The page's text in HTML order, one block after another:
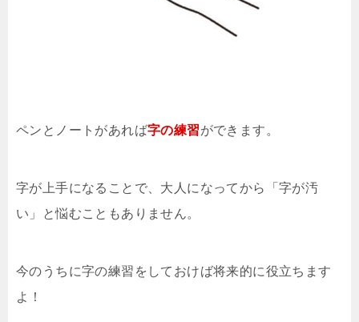
ペンとノートがあれば字の練習ができます。
字が上手になることで、大人になってから「字が汚
い」と悩むこともありません。
今のうちに字の練習をしておけば将来的に役立ちます
よ！